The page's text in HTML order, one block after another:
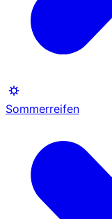
Sommerreifen